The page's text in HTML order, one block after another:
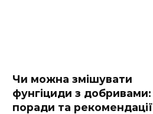
Чи можна змішувати
фунгіциди з добривами:
поради та рекомендації